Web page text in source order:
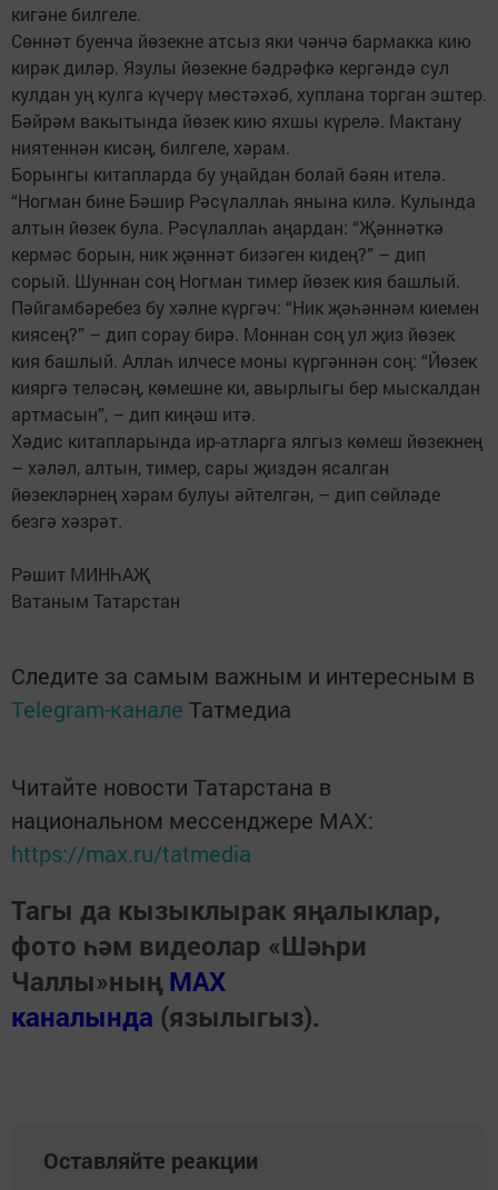
кигәне билгеле.
Сөннәт буенча йөзекне атсыз яки чәнчә бармакка кию
кирәк диләр. Язулы йөзекне бәдрәфкә кергәндә сул
кулдан уң кулга күчерү мөстәхәб, хуплана торган эштер.
Бәйрәм вакытында йөзек кию яхшы күрелә. Мактану
ниятеннән кисәң, билгеле, хәрам.
Борынгы китапларда бу уңай­дан болай бәян ителә.
“Ногман бине Бәшир Рәсүлаллаһ янына килә. Кулында
алтын йөзек була. Рәсүлаллаһ аңардан: “Җәннәт­кә
кермәс борын, ник җәннәт би­зәген кидең?” – дип
сорый. Шуннан соң Ногман тимер йөзек кия башлый.
Пәйгамбәребез бу хәлне күргәч: “Ник җәһәннәм киемен
киясең?” – дип сорау бирә. Моннан соң ул җиз йөзек
кия башлый. Аллаһ илчесе моны күргән­нән соң: “Йөзек
кияргә теләсәң, кө­мешне ки, авырлыгы бер мыскалдан
артмасын”, – дип киңәш итә.
Хәдис китапларында ир-атларга ялгыз көмеш йөзекнең
– хәләл, алтын, тимер, сары җиздән ясалган
йөзекләрнең хәрам булуы әйтелгән, – дип сөйләде
безгә хәзрәт.
Рәшит МИНҺАҖ
Ватаным Татарстан
Следите за самым важным и интересным в
Telegram-канале Татмедиа
Читайте новости Татарстана в
национальном мессенджере MАХ:
https://max.ru/tatmedia
Тагы да кызыклырак яңалыклар,
фото һәм видеолар «Шәһри
Чаллы»ның MAX
каналында (язылыгыз).
Оставляйте реакции